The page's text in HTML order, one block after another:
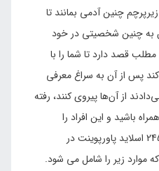
چنین آدمی بمانند تا
به چنین شخصیتی در خود
قصد دارد تا شما را با
کند پس از آن به سراغ معرفی
از آن‌ها پیروی کنند، رفته
باشید و این افراد را
بشناسید. مجموعه حاضر شامل 245 اسلاید پاورپوینت در
زیر را شامل می شود.